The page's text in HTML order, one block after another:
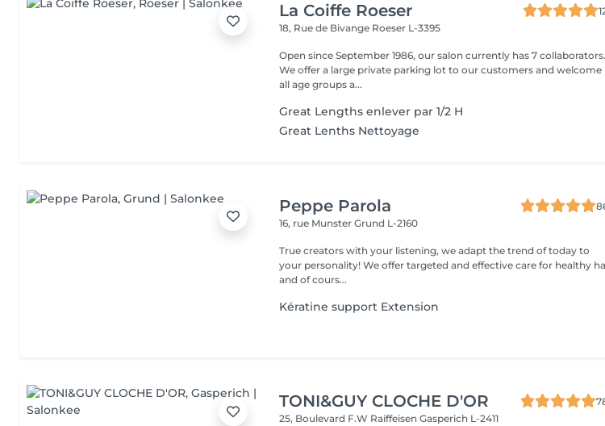
La Coiffe Roeser
18, Rue de Bivange Roeser L-3395
Open since September 1986, our salon currently has 7 collaborators.
We offer a large private parking lot to our customers and welcome
all age groups a...
Great Lengths enlever par 1/2 H
Great Lenths Nettoyage
Peppe Parola
16, rue MunsterGrund L-2160
True creators with your listening, we adapt the trend of today to
your personality! We offer targeted and effective care for healthy
and of cours...
Kératine support Extension
TONI&GUY CLOCHE D'OR
25, Boulevard F.W RaiffeisenGasperich L-2411